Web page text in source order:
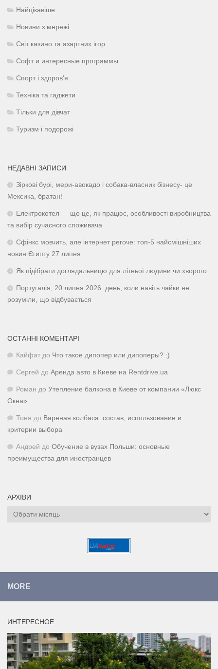
Найцікавіше
Новини з мережі
Світ казино та азартних ігор
Софт и интересные программы
Спорт і здоров'я
Техніка та гаджети
Тільки для дівчат
Туризм і подорожі
НЕДАВНІ ЗАПИСИ
Зіркові бурі, мери-авокадо і собака-власник бізнесу- це
Мексика, братан!
Електрокотел — що це, як працює, особливості виробництва
та вибір сучасного споживача
Сфінкс мовчить, але інтернет регоче: топ-5 найсмішніших
новин Єгипту 27 липня
Як підібрати доглядальницю для літньої людини чи хворого
Португалія, 20 липня 2026: день, коли навіть чайки не
розуміли, що відбувається
ОСТАННІ КОМЕНТАРІ
Кайфат до Что такое дипопер или дипоперы? :)
Сергей до Аренда авто в Киеве на Rentdrive.ua
Роман до Утепление балкона в Киеве от компании «Люкс
Окна»
Тоня до Вареная колбаса: состав, использование и
критерии выбора
Андрей до Обучение в вузах Польши: основные
преимущества для иностранцев
АРХІВИ
Архіви
MORE
ИНТЕРЕСНОЕ